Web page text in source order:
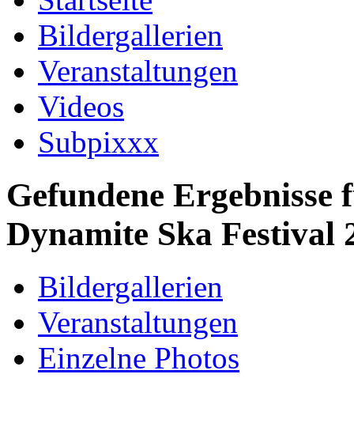
Bildergallerien
Veranstaltungen
Videos
Subpixxx
Gefundene
Dynamite Ska Festival
Bildergallerien
Veranstaltungen
Einzelne Photos